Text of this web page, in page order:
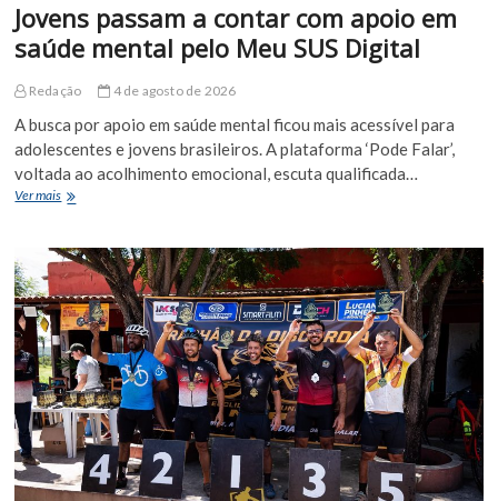
Jovens passam a contar com apoio em
saúde mental pelo Meu SUS Digital
Redação 4 de agosto de 2026
A busca por apoio em saúde mental ficou mais acessível para
adolescentes e jovens brasileiros. A plataforma ‘Pode Falar’,
voltada ao acolhimento emocional, escuta qualificada…
Ver maisJovens
contar
com
apoio
em
saúde
mental
pelo
Meu
SUS
Digital